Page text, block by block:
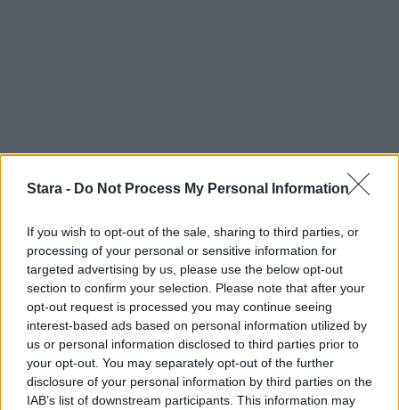
Stara - Do Not Process My Personal Information
If you wish to opt-out of the sale, sharing to third parties, or
processing of your personal or sensitive information for
targeted advertising by us, please use the below opt-out
section to confirm your selection. Please note that after your
opt-out request is processed you may continue seeing
interest-based ads based on personal information utilized by
us or personal information disclosed to third parties prior to
your opt-out. You may separately opt-out of the further
disclosure of your personal information by third parties on the
IAB’s list of downstream participants. This information may
Staran luetuimmat